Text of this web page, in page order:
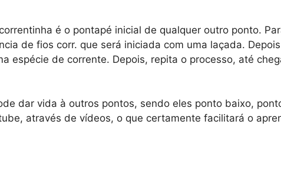
é o pontapé inicial de qualquer outro ponto.
de fios corr. que será iniciada com uma laçada.
espécie de corrente. Depois, repita o processo, até
dar vida à outros pontos, sendo eles ponto baixo,
através de vídeos, o que certamente facilitará o